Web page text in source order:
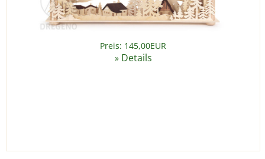
Preis: 145,00EUR
» Details